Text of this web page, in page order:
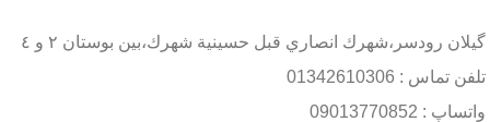
گيلان رودسر،شهرك انصاري قبل حسينية شهرك،بين بوستان ٢ و ٤
تلفن تماس : 01342610306
واتساپ : 09013770852